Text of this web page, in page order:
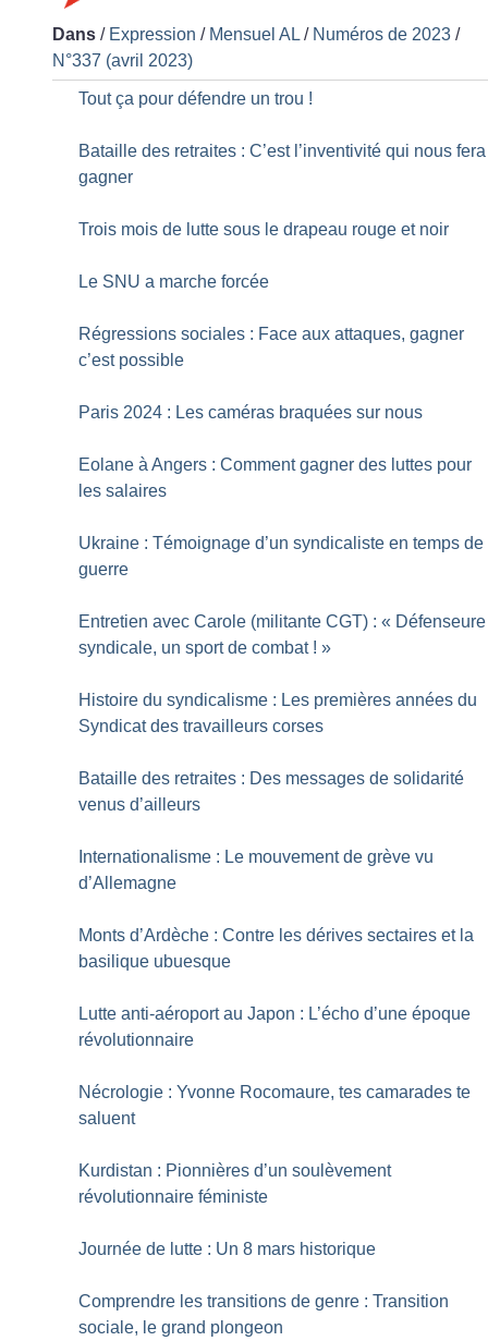
Dans / Expression / Mensuel AL / Numéros de 2023 /
N°337 (avril 2023)
Tout ça pour défendre un trou !
Bataille des retraites : C’est l’inventivité qui nous fera
gagner
Trois mois de lutte sous le drapeau rouge et noir
Le SNU a marche forcée
Régressions sociales : Face aux attaques, gagner
c’est possible
Paris 2024 : Les caméras braquées sur nous
Eolane à Angers : Comment gagner des luttes pour
les salaires
Ukraine : Témoignage d’un syndicaliste en temps de
guerre
Entretien avec Carole (militante CGT) : « Défenseure
syndicale, un sport de combat ! »
Histoire du syndicalisme : Les premières années du
Syndicat des travailleurs corses
Bataille des retraites : Des messages de solidarité
venus d’ailleurs
Internationalisme : Le mouvement de grève vu
d’Allemagne
Monts d’Ardèche : Contre les dérives sectaires et la
basilique ubuesque
Lutte anti-aéroport au Japon : L’écho d’une époque
révolutionnaire
Nécrologie : Yvonne Rocomaure, tes camarades te
saluent
Kurdistan : Pionnières d’un soulèvement
révolutionnaire féministe
Journée de lutte : Un 8 mars historique
Comprendre les transitions de genre : Transition
sociale, le grand plongeon